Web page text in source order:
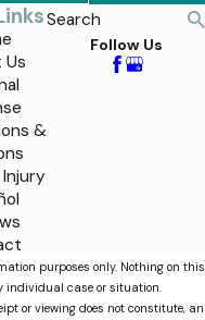
&
Search
Follow Us
purposes only. Nothing on this
individual case or situation.
or viewing does not constitute, an